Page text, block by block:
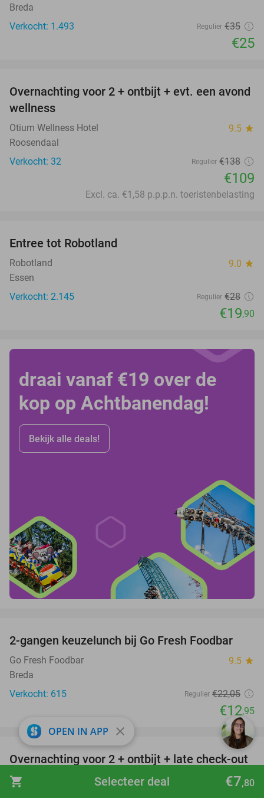
shopping_cart €7,80
Selecteer deal
Breda
Verkocht: 1.493
Regulier €35
€25
21%
Overnachting voor 2 + ontbijt + evt. een avond
wellness
Otium Wellness Hotel 9.5 star
Roosendaal
Verkocht: 32
Regulier €138
€109
Excl. ca. €1,58 p.p.p.n. toeristenbelasting
Entree tot Robotland
Robotland 9.0 star
Essen
Verkocht: 2.145
Regulier €28
€19,90
draai vanaf €19 over de
kop op Achtbanendag!
Bekijk alle deals!
41%
2-gangen keuzelunch bij Go Fresh Foodbar
Go Fresh Foodbar 9.5 star
Breda
Verkocht: 615
Regulier €22,05
€12,95
46%
favorite_border
Overnachting voor 2 + ontbijt + late check-out
+ 3-gangendiner + bubbels
OPEN IN APP close